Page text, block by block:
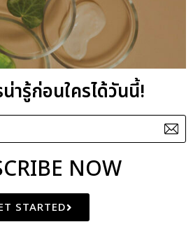
Black Galingale Extract
ารู้ก่อนใครได้วันนี้!
NOW
STARTED